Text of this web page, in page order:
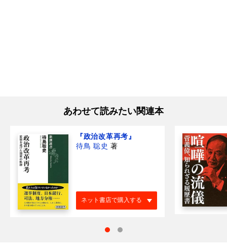
あわせて読みたい関連本
『政治改革再考』
待鳥 聡史 著
ネット書店で購入する